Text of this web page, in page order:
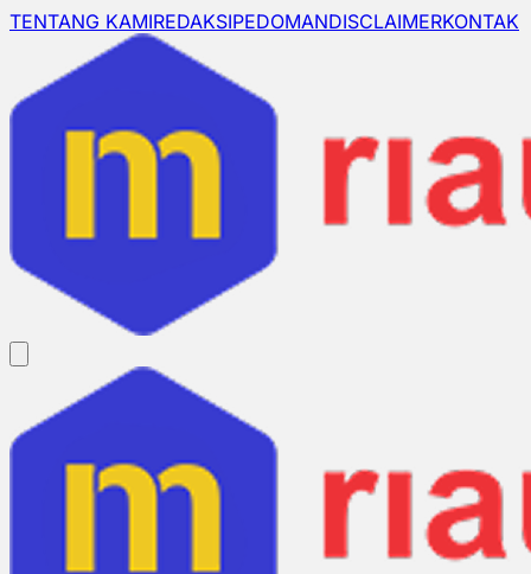
TENTANG KAMIREDAKSIPEDOMANDISCLAIMERKONTAK